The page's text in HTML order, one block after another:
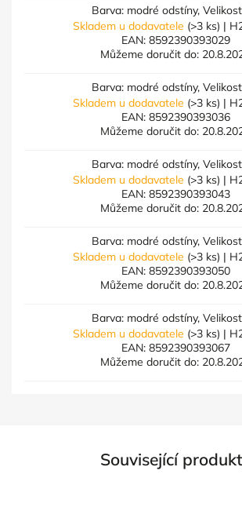
Barva: modré odstíny,
Skladem u dodavatele (>3 ks) |
EAN: 8592390393029
Můžeme doručit do:
Barva: modré odstíny,
Skladem u dodavatele (>3 ks) |
EAN: 8592390393036
Můžeme doručit do:
Barva: modré odstíny,
Skladem u dodavatele (>3 ks) |
EAN: 8592390393043
Můžeme doručit do:
Barva: modré odstíny,
Skladem u dodavatele (>3 ks) |
EAN: 8592390393050
Můžeme doručit do:
Barva: modré odstíny,
Skladem u dodavatele (>3 ks) |
EAN: 8592390393067
Můžeme doručit do:
Související